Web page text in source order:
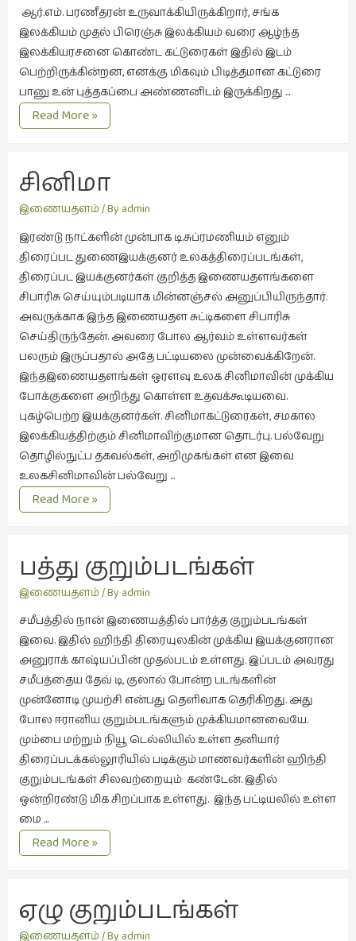
சிறிய
உண்மைகள்
சிறுகதை
(138)
சினிமா
சுழலும்
பார்வைகள்
தனிமை
கொண்டவர்கள்
திரை
எழுத்து
நாடகம்
நாவல்கள்
நாவல்கள்
(40)
நினைவுகுறிப்பு
நுண்கலை
(11)
நூலக
மனிதர்கள்
(32)
நேர்காணல்
படித்தவை
(20)
பயணங்கள்
(24)
பரிந்துரை
புகைப்படக்கலை
ஆர்.எம். பரணீதரன் உருவாக்கியிருக்கிறார், சங்க
இலக்கியம் முதல் பிரெஞ்சு இலக்கியம் வரை ஆழ்ந்த
இலக்கியரசனை கொண்ட கட்டுரைகள் இதில் இடம்
பெற்றிருக்கின்றன, எனக்கு மிகவும் பிடித்தமான கட்டுரை
பானு உன் புத்தகப்பை அண்ணனிடம் இருக்கிறது …
பிரபஞ்சன்
Read More »
சினிமா
இணையதளங்கள்
இணையதளம்/ By admin
இரண்டு நாட்களின் முன்பாக டி.சுப்ரமணியம் எனும்
திரைப்பட துணைஇயக்குனர் உலகத்திரைப்படங்கள்,
திரைப்பட இயக்குனர்கள் குறித்த இணையதளங்களை
சிபாரிசு செய்யும்படியாக மின்னஞ்சல் அனுப்பியிருந்தார்.
அவருக்காக இந்த இணையதள சுட்டிகளை சிபாரிசு
செய்திருந்தேன். அவரை போல ஆர்வம் உள்ளவர்கள்
பலரும் இருப்பதால் அதே பட்டியலை முன்வைக்கிறேன்.
இந்தஇணையதளங்கள் ஒரளவு உலக சினிமாவின் முக்கிய
போக்குகளை அறிந்து கொள்ள உதவக்கூடியவை.
புகழ்பெற்ற இயக்குனர்கள். சினிமாகட்டுரைகள், சமகால
இலக்கியத்திற்கும் சினிமாவிற்குமான தொடர்பு. பல்வேறு
தொழில்நுட்ப தகவல்கள், அறிமுகங்கள் என இவை
உலகசினிமாவின் பல்வேறு …
சினிமா
இணையதளங்கள்
Read More »
பத்து குறும்படங்கள்
இணையதளம்/ By admin
சமீபத்தில் நான் இணையத்தில் பார்த்த குறும்படங்கள்
இவை. இதில் ஹிந்தி திரையுலகின் முக்கிய இயக்குனரான
அனுராக் காஷ்யப்பின் முதல்படம் உள்ளது. இப்படம் அவரது
சமீபத்தைய தேவ் டி, குலால் போன்ற படங்களின்
முன்னோடி முயற்சி என்பது தெளிவாக தெரிகிறது. அது
போல ஈரானிய குறும்படங்களும் முக்கியமானவையே.
மும்பை மற்றும் நியூ டெல்லியில் உள்ள தனியார்
திரைப்படக்கல்லூரியில் படிக்கும் மாணவர்களின் ஹிந்தி
குறும்படங்கள் சிலவற்றையும் கண்டேன். இதில்
ஒன்றிரண்டு மிக சிறப்பாக உள்ளது. இந்த பட்டியலில் உள்ள
மை …
பத்து
குறும்படங்கள்
Read More »
ஏழு குறும்படங்கள்
இணையதளம்/ By admin